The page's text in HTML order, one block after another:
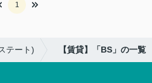
1
テート) 【賃貸】「BS」の一覧